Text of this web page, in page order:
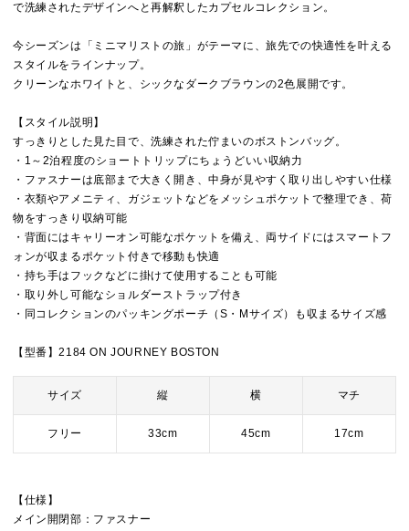
で洗練されたデザインへと再解釈したカプセルコレクション。
今シーズンは「ミニマリストの旅」がテーマに、旅先での快適性を叶える
スタイルをラインナップ。
クリーンなホワイトと、シックなダークブラウンの2色展開です。
【スタイル説明】
すっきりとした見た目で、洗練された佇まいのボストンバッグ。
・1～2泊程度のショートトリップにちょうどいい収納力
・ファスナーは底部まで大きく開き、中身が見やすく取り出しやすい仕様
・衣類やアメニティ、ガジェットなどをメッシュポケットで整理でき、荷
物をすっきり収納可能
・背面にはキャリーオン可能なポケットを備え、両サイドにはスマートフ
ォンが収まるポケット付きで移動も快適
・持ち手はフックなどに掛けて使用することも可能
・取り外し可能なショルダーストラップ付き
・同コレクションのパッキングポーチ（S・Mサイズ）も収まるサイズ感
【型番】2184 ON JOURNEY BOSTON
サイズ 縦 横 マチ
フリー 33cm 45cm 17cm
【仕様】
メイン開閉部：ファスナー